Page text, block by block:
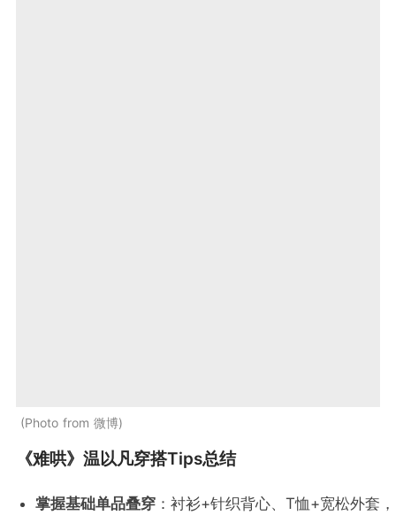
Photo from 微博
《难哄》温以凡穿搭Tips总结
掌握基础单品叠穿 ：衬衫+针织背心、T恤+宽松外套，